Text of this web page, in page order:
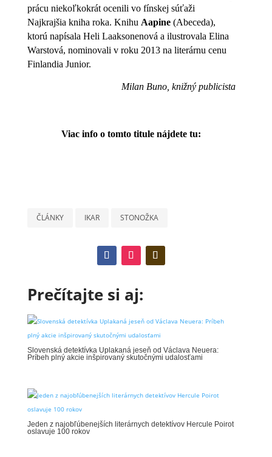
prácu niekoľkokrát ocenili vo fínskej súťaži
Najkrajšia kniha roka. Knihu Aapine(Abeceda),
ktorú napísala Heli Laaksonenová a ilustrovala Elina
Warstová, nominovali v roku 2013 na literárnu cenu
Finlandia Junior.
Milan Buno, knižný publicista
Viac info o tomto titule nájdete tu:
ČLÁNKY IKAR STONOŽKA
Prečítajte si aj:
Slovenská detektívka Uplakaná jeseň od Václava Neuera:
Príbeh plný akcie inšpirovaný skutočnými udalosťami
Jeden z najobľúbenejších literárnych detektívov Hercule Poirot
oslavuje 100 rokov